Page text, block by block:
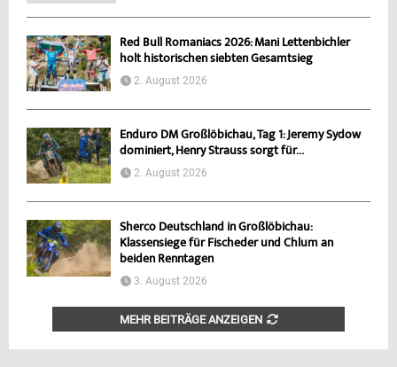
Red Bull Romaniacs 2026: Mani Lettenbichler
holt historischen siebten Gesamtsieg
2. August 2026
Enduro DM Großlöbichau, Tag 1: Jeremy Sydow
dominiert, Henry Strauss sorgt für...
2. August 2026
Sherco Deutschland in Großlöbichau:
Klassensiege für Fischeder und Chlum an
beiden Renntagen
3. August 2026
MEHR BEITRÄGE ANZEIGEN